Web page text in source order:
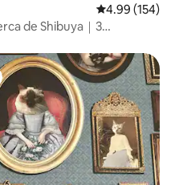
Calificación
4.99 (154)
de Shibuya｜3
huéspedes